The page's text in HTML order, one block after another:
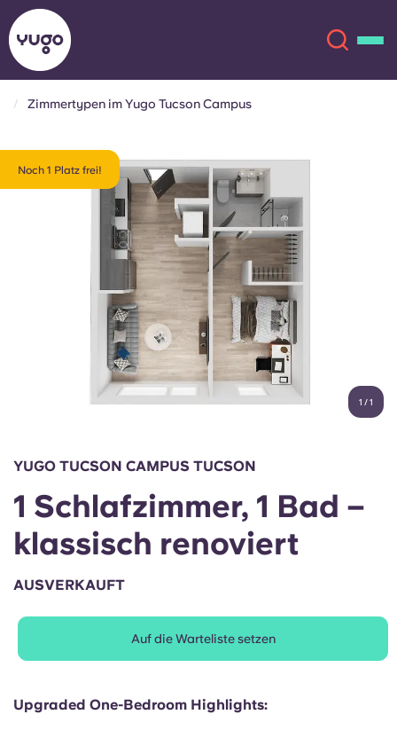
Standorte
Konto Sprache
English (GB)
Chinese
Español
Italian
Wähle ein Land aus
Anmelden
English (US)
Chinese Español
Català Deutsch
Italian French
Portuguese
Zimmertypen im Yugo Tucson Campus
Noch 1 Platz frei!
1 /1
YUGO TUCSON CAMPUS TUCSON
1 Schlafzimmer, 1 Bad –
klassisch renoviert
AUSVERKAUFT
Auf die Warteliste setzen
Upgraded One-Bedroom Highlights: